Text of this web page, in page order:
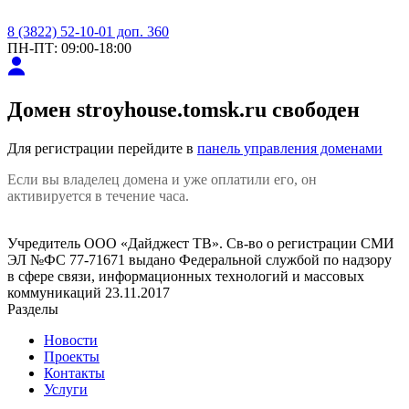
8 (3822) 52-10-01 доп. 360
ПН-ПТ: 09:00-18:00
Домен stroyhouse.tomsk.ru свободен
Для регистрации перейдите в панель управления доменами
Если вы владелец домена и уже оплатили его, он
активируется в течение часа.
Учредитель ООО «Дайджест ТВ». Св-во о регистрации СМИ
ЭЛ №ФС 77-71671 выдано Федеральной службой по надзору
в сфере связи, информационных технологий и массовых
коммуникаций 23.11.2017
Разделы
Новости
Проекты
Контакты
Услуги